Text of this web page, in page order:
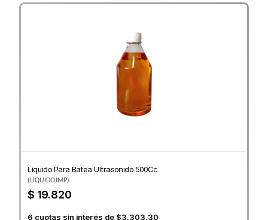
Liquido Para Batea Ultrasonido 500Cc
(LIQUIDOJMP)
$ 19.820
6 cuotas sin interés de $3.303,30